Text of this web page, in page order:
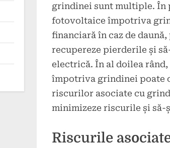
grindinei sunt multiple. În
fotovoltaice împotriva
financiară în caz de
recupereze pierderile și
electrică. În al doilea
împotriva grindinei poate
riscurilor asociate cu
minimizeze riscurile și
Riscurile